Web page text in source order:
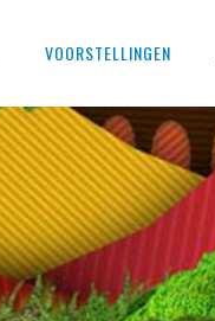
VOORSTELLINGEN